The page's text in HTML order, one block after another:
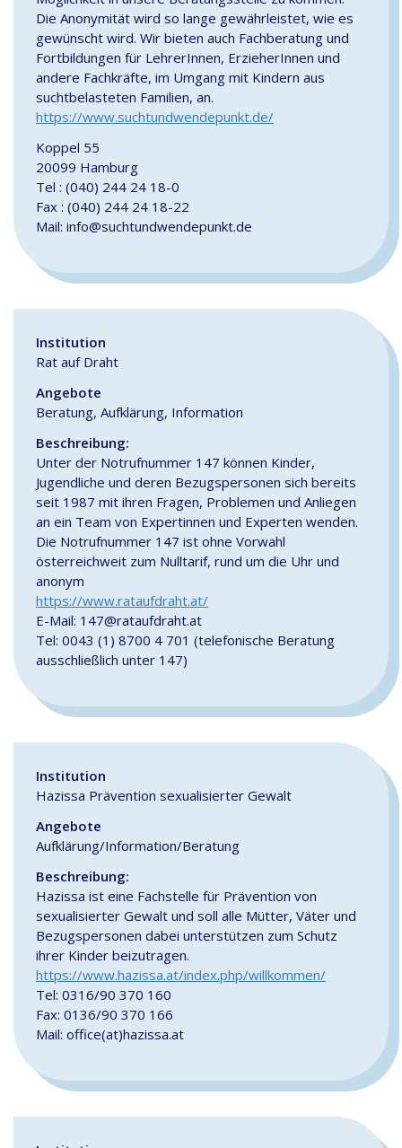
Die Anonymität wird so lange gewährleistet, wie es
gewünscht wird. Wir bieten auch Fachberatung und
Fortbildungen für LehrerInnen, ErzieherInnen und
andere Fachkräfte, im Umgang mit Kindern aus
suchtbelasteten Familien, an.
https://www.suchtundwendepunkt.de/
Koppel 55
20099 Hamburg
Tel : (040) 244 24 18-0
Fax : (040) 244 24 18-22
Mail: info@suchtundwendepunkt.de
Institution
Rat auf Draht
Angebote
Beratung, Aufklärung, Information
Beschreibung:
Unter der Notrufnummer 147 können Kinder,
Jugendliche und deren Bezugspersonen sich bereits
seit 1987 mit ihren Fragen, Problemen und Anliegen
an ein Team von Expertinnen und Experten wenden.
Die Notrufnummer 147 ist ohne Vorwahl
österreichweit zum Nulltarif, rund um die Uhr und
anonym
https://www.rataufdraht.at/
E-Mail: 147@rataufdraht.at
Tel: 0043 (1) 8700 4 701 (telefonische Beratung
ausschließlich unter 147)
Institution
Hazissa Prävention sexualisierter Gewalt
Angebote
Aufklärung/Information/Beratung
Beschreibung:
Hazissa ist eine Fachstelle für Prävention von
sexualisierter Gewalt und soll alle Mütter, Väter und
Bezugspersonen dabei unterstützen zum Schutz
ihrer Kinder beizutragen.
https://www.hazissa.at/index.php/willkommen/
Tel: 0316/90 370 160
Fax: 0136/90 370 166
Mail: office(at)hazissa.at